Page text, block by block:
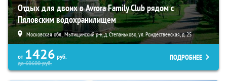
Отдых для двоих в Avrora Family Club рядом с
Пяловским водохранилищем
Московская обл., Мытищинский р-н, д. Степаньково, ул. Рождественская, д. 25
от 1426 руб.
до60600руб.
ПОДРОБНЕЕ